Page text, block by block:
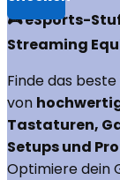
🎮 eSports-
Streaming
Finde das beste
von
Tastaturen,
Setups und
Optimiere dein